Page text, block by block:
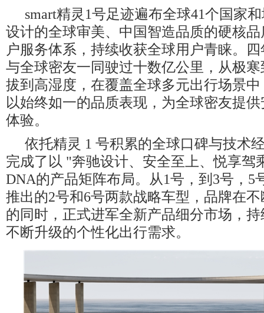
smart精灵1号足迹遍布全球41个国家
设计的全球审美、中国智造品质的硬核品
户服务体系，持续收获全球用户青睐。
与全球密友一同驶过十数亿公里，从极
拔到高湿度，在覆盖全球多元出行场景中
以始终如一的品质表现，为全球密友提
体验。
依托精灵 1 号积累的全球口碑与技术
完成了以 "奔驰设计、安全至上、悦享驾
DNA的产品矩阵布局。从1号，到3号，5
推出的2号和6号两款战略车型，品牌在
的同时，正式进军全新产品细分市场，
不断升级的个性化出行需求。